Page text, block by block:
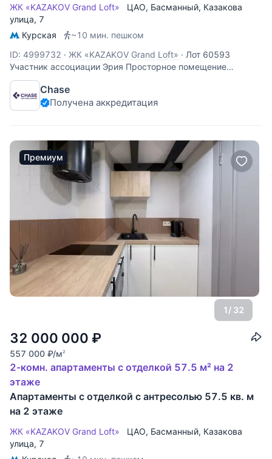
ЖК «KAZAKOV Grand Loft» ЦАО, Басманный, Казакова
улица, 7
Курская
~10 мин. пешком
ID: 4999732 · ЖК «KAZAKOV Grand Loft» · Лот 60593
Участник ассоциации Эрия Просторное помещение
(назначение нежилое) со вторым светом и высокими
потолками (более 4,17 метров) общей площадью 68,4 м².
Помещение без отделки — это чистый холст для
Chase
Получена аккредитация
Премиум
1/ 32
32 000 000 ₽
557 000 ₽/м2
2-комн. апартаменты с отделкой 57.5 м² на 2
этаже
Апартаменты с отделкой с антресолью 57.5 кв. м
на 2 этаже
ЖК «KAZAKOV Grand Loft» ЦАО, Басманный, Казакова
улица, 7